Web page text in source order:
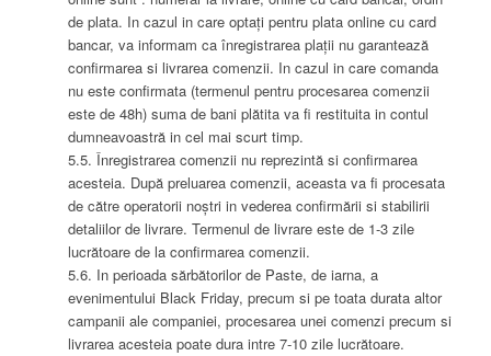
de plata. In cazul in care optați pentru plata online cu card
bancar, va informam ca înregistrarea plații nu garantează
confirmarea si livrarea comenzii. In cazul in care comanda
nu este confirmata (termenul pentru procesarea comenzii
este de 48h) suma de bani plătita va fi restituita in contul
dumneavoastră in cel mai scurt timp.
5.5. Înregistrarea comenzii nu reprezintă si confirmarea
acesteia. După preluarea comenzii, aceasta va fi procesata
de către operatorii noștri in vederea confirmării si stabilirii
detaliilor de livrare. Termenul de livrare este de 1-3 zile
lucrătoare de la confirmarea comenzii.
5.6. In perioada sărbătorilor de Paste, de iarna, a
evenimentului Black Friday, precum si pe toata durata altor
campanii ale companiei, procesarea unei comenzi precum si
livrarea acesteia poate dura intre 7-10 zile lucrătoare.